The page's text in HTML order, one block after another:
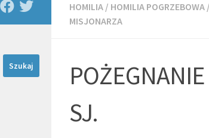
HOMILIA / HOMILIA POGRZEBOWA /
MISJONARZA
SJ.